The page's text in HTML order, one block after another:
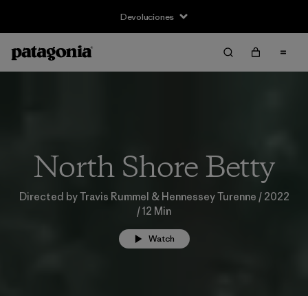
Devoluciones
North Shore Betty
Directed by Travis Rummel & Hennessey Turenne / 2022
/ 12 Min
Watch